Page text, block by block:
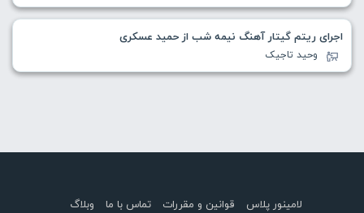
اجرای ریتم گیتار آهنگ نیمه شب از حمید عسکری
وحید تاجیک
لامینور پلاس قوانین و مقررات تماس با ما وبلاگ